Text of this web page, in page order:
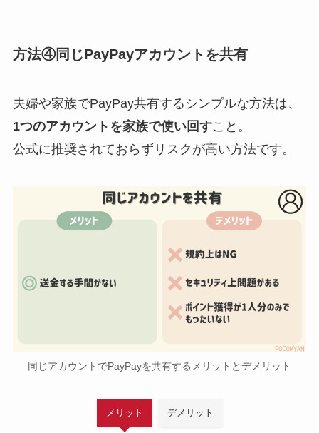
方法④同じPayPayアカウントを共有
夫婦や家族でPayPay共有するシンプルな方法は、
1つのアカウントを家族で使い回すこと。
公式に推奨されておらずリスクが高い方法です。
同じアカウントでPayPayを共有するメリットとデメリット
メリット デメリット